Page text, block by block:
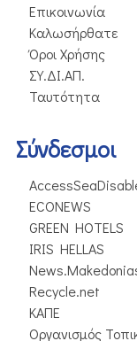
Επικοινωνία
Καλωσήρθατε
Όροι Χρήσης
ΣΥ.ΔΙ.ΑΠ.
Ταυτότητα
Σύνδεσμοι
ECONEWS
GREEN HOTELS
IRIS HELLAS
Recycle.net
ΚΑΠΕ
Οργανισμός